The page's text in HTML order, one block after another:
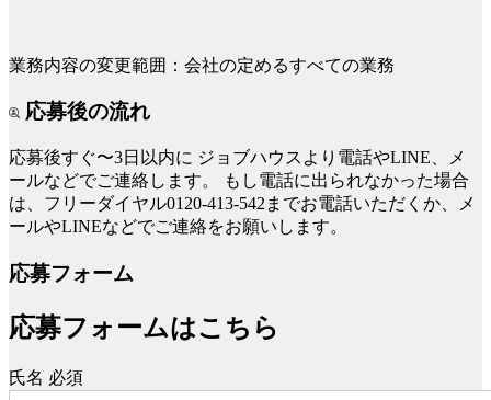
業務内容の変更範囲：会社の定めるすべての業務
応募後の流れ
応募後すぐ〜3日以内に ジョブハウスより電話やLINE、メ
ールなどでご連絡します。
もし電話に出られなかった場合
は、フリーダイヤル0120-413-542までお電話いただくか、メ
ールやLINEなどでご連絡をお願いします。
応募フォーム
応募フォームはこちら
氏名 必須